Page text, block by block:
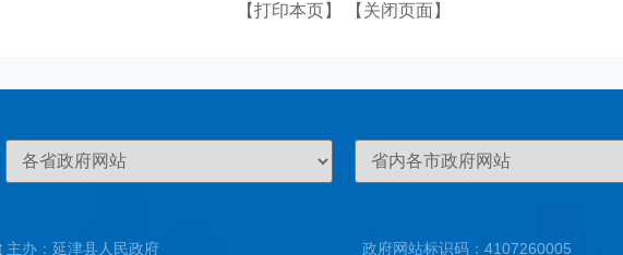
【打印本页】 【关闭页面】
主办：延津县人民政府 政府网站标识码：4107260005